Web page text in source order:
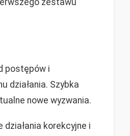
postępów i
działania. Szybka
nowe wyzwania.
działania korekcyjne i